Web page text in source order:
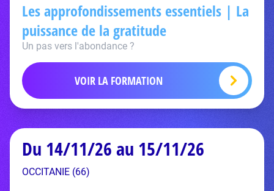
Les approfondissements essentiels | La
puissance de la gratitude
Un pas vers l'abondance ?
VOIR LA FORMATION
Du 14/11/26 au 15/11/26
OCCITANIE (66)